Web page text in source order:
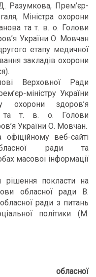
Разумкова, Прем’єр-
Міністра охорони
та т. в. о. Голови
України О. Мовчан
етапу медичної
закладів охорони
Верховної Ради
міністру України
охорони здоров’я
та т. в. о. Голови
України О. Мовчан.
веб-сайті
обласної ради та
масової інформації
рішення покласти на
обласної ради В.
ради з питань
політики (М.